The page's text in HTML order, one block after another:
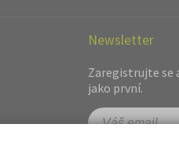
Newsletter
Zaregistrujte se
jako první.